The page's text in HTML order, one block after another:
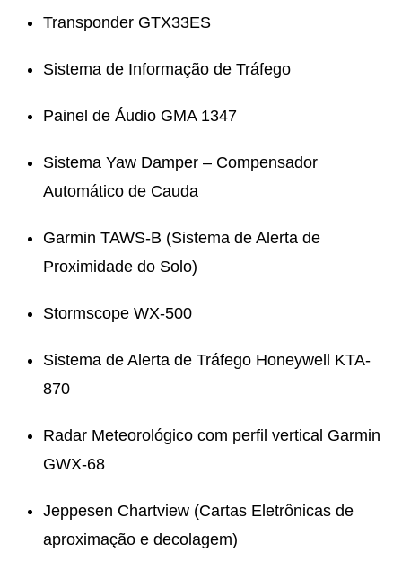
Transponder GTX33ES
Sistema de Informação de Tráfego
Painel de Áudio GMA 1347
Sistema Yaw Damper – Compensador
Automático de Cauda
Garmin TAWS-B (Sistema de Alerta de
Proximidade do Solo)
Stormscope WX-500
Sistema de Alerta de Tráfego Honeywell KTA-
870
Radar Meteorológico com perfil vertical Garmin
GWX-68
Jeppesen Chartview (Cartas Eletrônicas de
aproximação e decolagem)